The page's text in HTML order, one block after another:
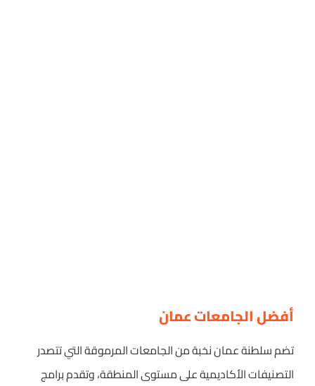
أفضل الجامعات عمان
تضم سلطنة عمان نخبة من الجامعات المرموقة التي تتصدر
التصنيفات الأكاديمية على مستوى المنطقة، وتقدم برامج